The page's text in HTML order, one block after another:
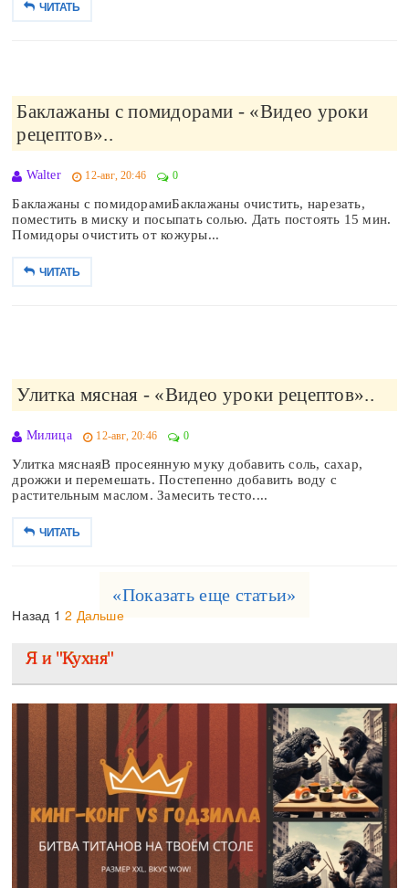
ЧИТАТЬ
Баклажаны с помидорами - «Видео уроки
рецептов»..
Walter 12-авг, 20:46 0
Баклажаны с помидорамиБаклажаны очистить, нарезать,
поместить в миску и посыпать солью. Дать постоять 15 мин.
Помидоры очистить от кожуры...
ЧИТАТЬ
Улитка мясная - «Видео уроки рецептов»..
Милица 12-авг, 20:46 0
Улитка мяснаяВ просеянную муку добавить соль, сахар,
дрожжи и перемешать. Постепенно добавить воду с
растительным маслом. Замесить тесто....
ЧИТАТЬ
«Показать еще статьи»
Назад 1 2 Дальше
Я и "Кухня"